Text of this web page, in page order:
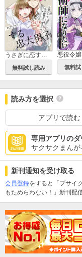
うさぎに恋する忠犬男子～失恋OLは、年下御曹司に愛される～【合冊版】
無料試し読み 無料
読み方を選択
アプリで読む
専用アプリの
サクサクまんが
新刊通知を受け取る
会員登録をすると「ブサイ
もためらわない！」新刊配